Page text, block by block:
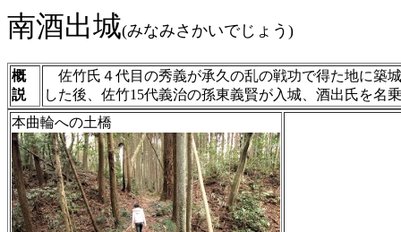
南酒出城(みなみさかいでじょう)
概
説
佐竹氏４代目の秀義が承久の乱の戦功で得た地に築
した後、佐竹15代義治の孫東義賢が入城、酒出氏を
本曲輪への土橋